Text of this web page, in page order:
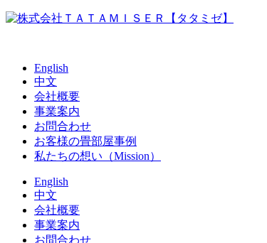
English
中文
会社概要
事業案内
お問合わせ
お客様の畳部屋事例
私たちの想い（Mission）
English
中文
会社概要
事業案内
お問合わせ